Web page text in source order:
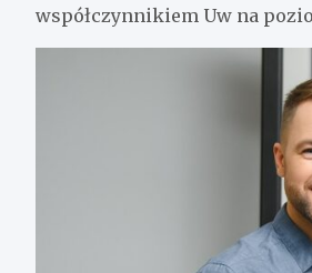
współczynnikiem Uw na